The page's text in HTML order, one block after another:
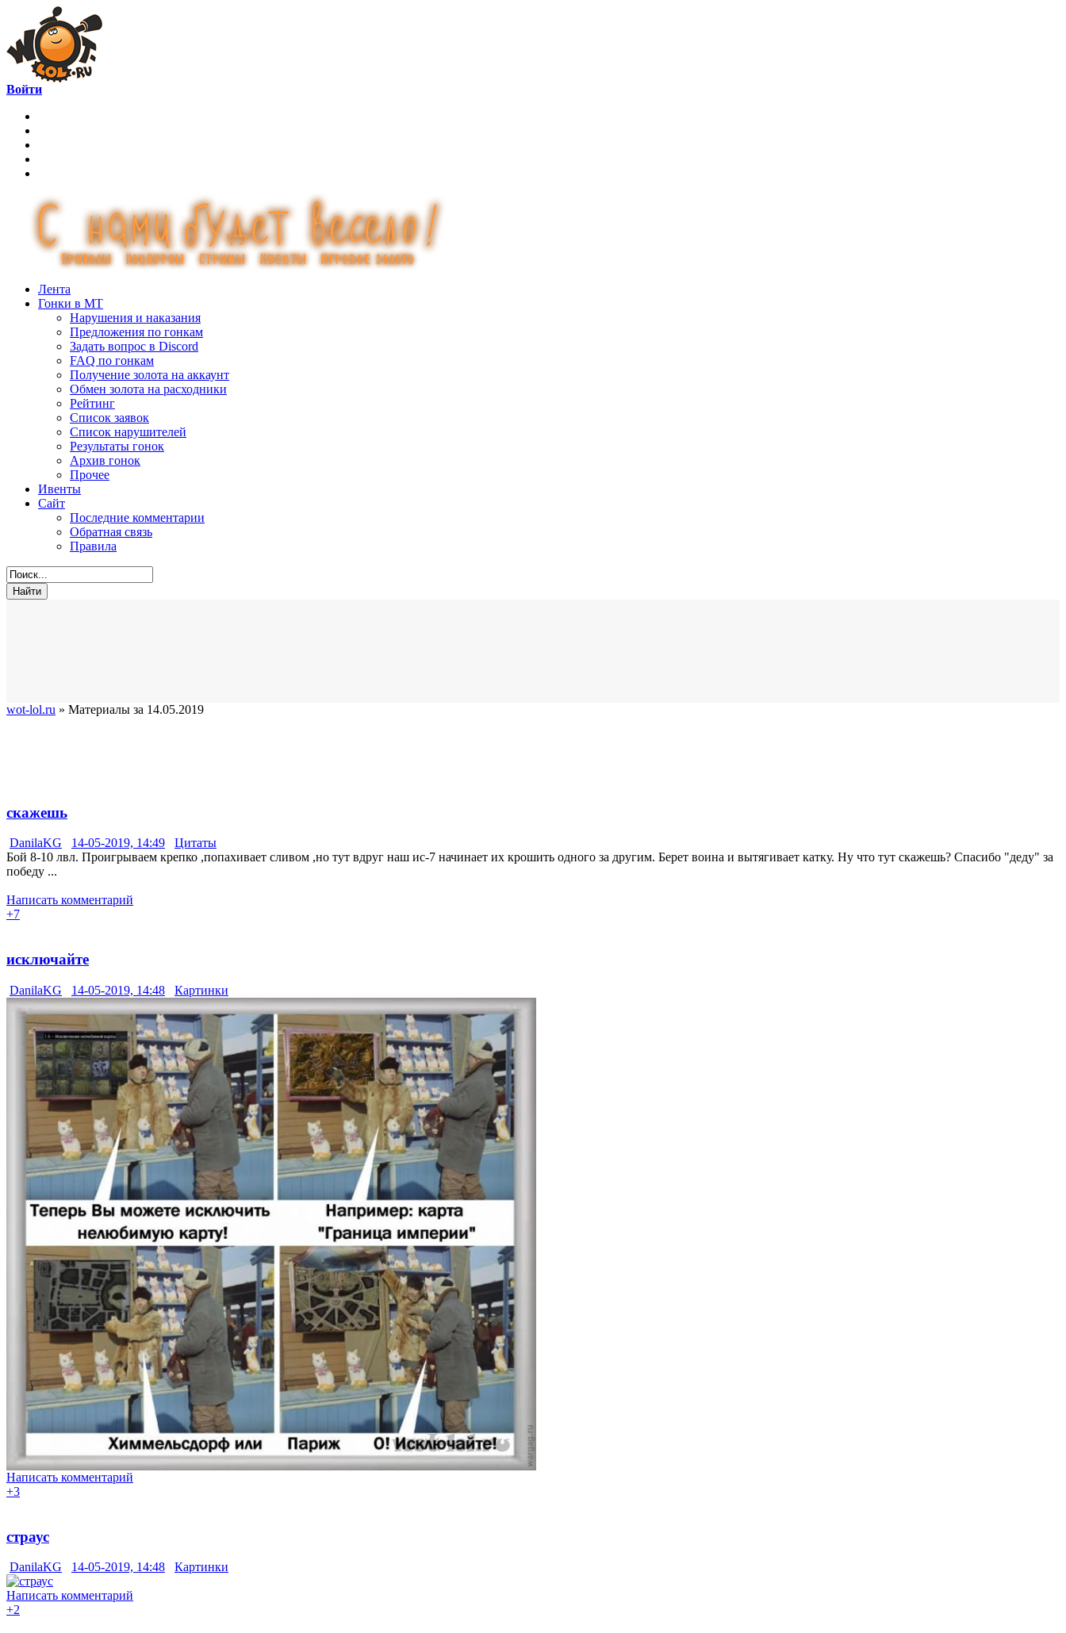
Войти
Лента
Гонки в МТ
Нарушения и наказания
Предложения по гонкам
Задать вопрос в Discord
FAQ по гонкам
Получение золота на аккаунт
Обмен золота на расходники
Рейтинг
Список заявок
Список нарушителей
Результаты гонок
Архив гонок
Прочее
Ивенты
Сайт
Последние комментарии
Обратная связь
Правила
wot-lol.ru » Материалы за 14.05.2019
скажешь
DanilaKG 14-05-2019, 14:49
Цитаты
Бой 8-10 лвл. Проигрываем крепко ,попахивает сливом ,но тут вдруг наш ис-7 начинает их крошить одного за другим. Берет воина и вытягивает катку. Ну что тут скажешь? Спасибо "деду" за
победу ...
Написать комментарий
+7
исключайте
DanilaKG 14-05-2019, 14:48 Картинки
Написать комментарий
+3
страус
DanilaKG 14-05-2019, 14:48 Картинки
Написать комментарий
+2